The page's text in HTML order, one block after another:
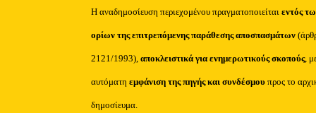
Η αναδημοσίευση περιεχομένου πραγματοποιείταιεντός
ορίων της επιτρεπόμενης παράθεσης αποσπασμάτων
2121/1993), αποκλειστικά για ενημερωτικούς σκοπούς,
αυτόματηεμφάνιση της πηγής και συνδέσμου προς το
δημοσίευμα.